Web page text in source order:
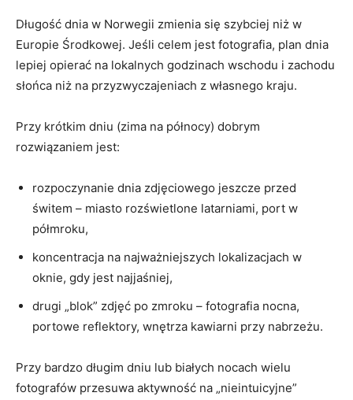
Długość dnia w Norwegii zmienia się szybciej niż w
Europie Środkowej. Jeśli celem jest fotografia, plan dnia
lepiej opierać na lokalnych godzinach wschodu i zachodu
słońca niż na przyzwyczajeniach z własnego kraju.
Przy krótkim dniu (zima na północy) dobrym
rozwiązaniem jest:
rozpoczynanie dnia zdjęciowego jeszcze przed
świtem – miasto rozświetlone latarniami, port w
półmroku,
koncentracja na najważniejszych lokalizacjach w
oknie, gdy jest najjaśniej,
drugi „blok” zdjęć po zmroku – fotografia nocna,
portowe reflektory, wnętrza kawiarni przy nabrzeżu.
Przy bardzo długim dniu lub białych nocach wielu
fotografów przesuwa aktywność na „nieintuicyjne”